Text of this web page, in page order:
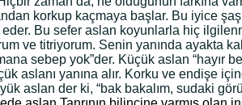
korkup kaçmaya başlar. Bu iyice
Bu sefer aslan koyunlarla hiç
ve titriyorum. Senin yanında ayakta
sebep yok”der. Küçük aslan “hayır
aslanı yanına alır. Korku ve endişe
aslan der ki, “bak bakalım, sudaki